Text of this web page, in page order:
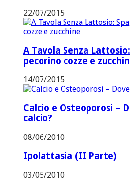
22/07/2015
A Tavola Senza
pecorino cozze e
14/07/2015
Calcio e Osteoporosi –
calcio?
08/06/2010
Ipolattasia (II Parte)
03/05/2010